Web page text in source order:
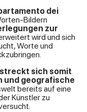
dei
Bildern
zur
wird und sich
Worte und
sich somit
und geografische
bereits auf eine
Künstler zu